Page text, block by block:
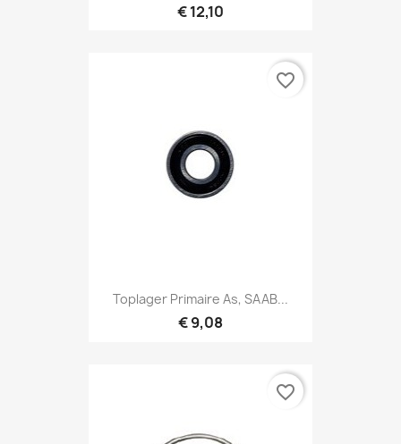
€ 12,10
Toplager Primaire As, SAAB...
€ 9,08
favorite_border
favorite_border